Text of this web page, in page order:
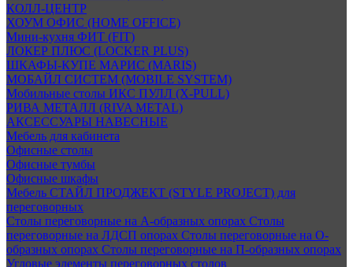
КОЛЛ-ЦЕНТР
ХОУМ ОФИС (HOME OFFICE)
Мини-кухня ФИТ (FIT)
ЛОКЕР ПЛЮС (LOCKER PLUS)
ШКАФЫ-КУПЕ МАРИС (MARIS)
МОБАЙЛ СИСТЕМ (MOBILE SYSTEM)
Мобильные столы ИКС ПУЛЛ (X-PULL)
РИВА МЕТАЛЛ (RIVA METAL)
АКСЕССУАРЫ НАВЕСНЫЕ
Мебель для кабинета
Офисные столы
Офисные тумбы
Офисные шкафы
Мебель СТАЙЛ ПРОДЖЕКТ (STYLE PROJECT) для
переговорных
Столы переговорные на А-образных опорах Столы
переговорные на ЛДСП опорах Столы переговорные на О-
образных опорах Столы переговорные на П-образных опорах
Угловые элементы переговорных столов